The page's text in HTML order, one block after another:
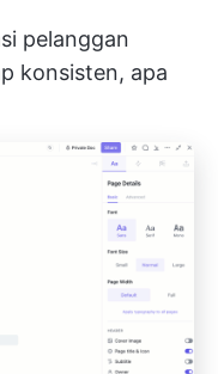
pelanggan
konsisten, apa